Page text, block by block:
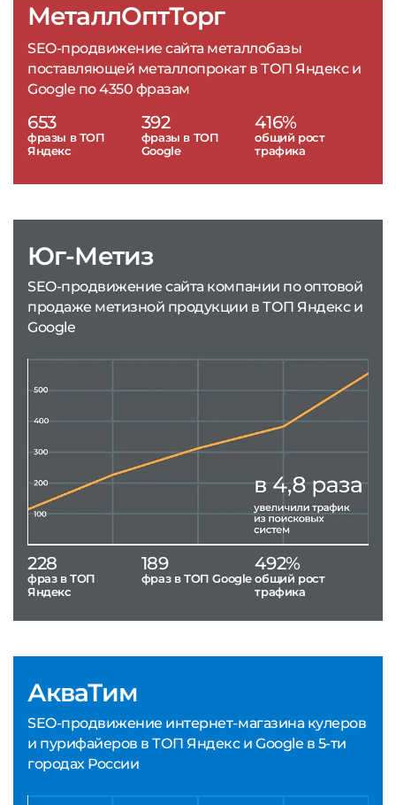
МеталлОптТорг
SEO-продвижение сайта металлобазы
поставляющей металлопрокат в ТОП Яндекс и
Google по 4350 фразам
653
фразы в ТОП
Яндекс
392
фразы в ТОП
Google
416%
общий рост
трафика
АкваТим
SEO-продвижение интернет-магазина кулеров
и пурифайеров в ТОП Яндекс и Google в 5-ти
городах России
Юг-Метиз
SEO-продвижение сайта компании по оптовой
продаже метизной продукции в ТОП Яндекс и
Google
228
фраз в ТОП
Яндекс
189
фраз в ТОП Google
492%
общий рост
трафика